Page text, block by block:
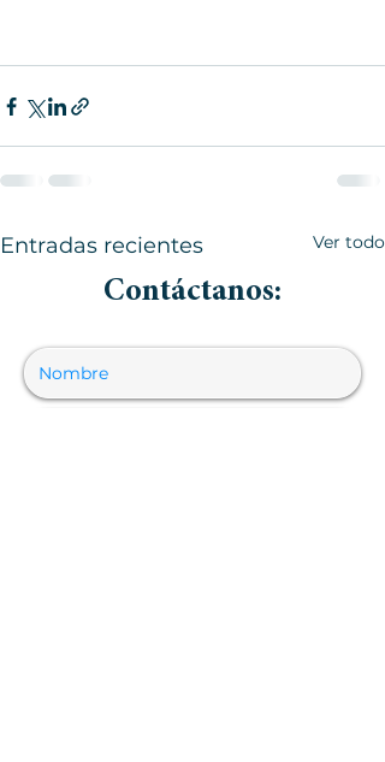
Entradas recientes Ver todo
Contáctanos: